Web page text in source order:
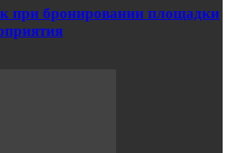
при бронировании площадки